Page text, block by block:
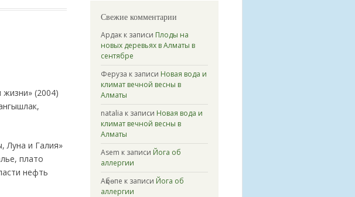
(2004)
Луна и Галия»
плато
нефть
Свежие комментарии
Ардакк записи Плоды на
новых деревьях в Алматы в
сентябре
Феруза к записи Новая вода и
климат вечной весны в
Алматы
natalia к записи Новая вода и
климат вечной весны в
Алматы
Asem к записи Йога об
аллергии
Ақбөпе к записи Йога об
аллергии